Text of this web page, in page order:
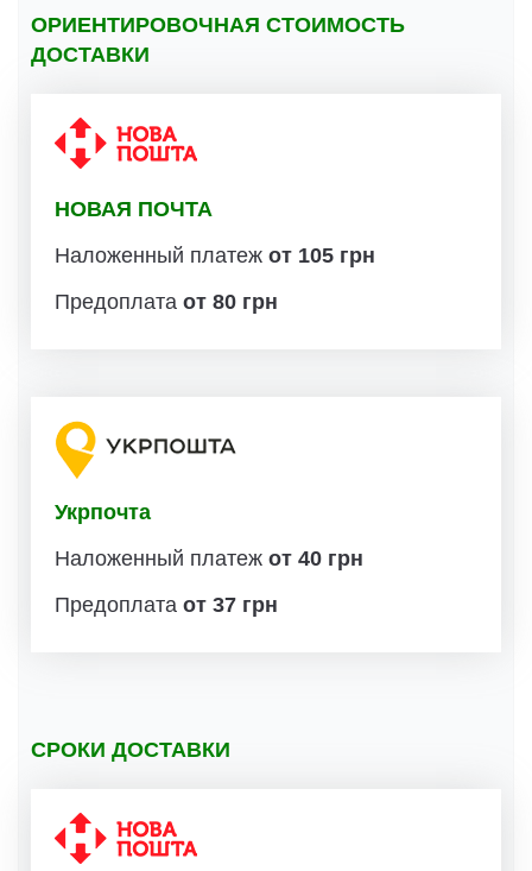
ОРИЕНТИРОВОЧНАЯ СТОИМОСТЬ
ДОСТАВКИ
НОВАЯ ПОЧТА
Наложенный платеж от 105 грн
Предоплата от 80 грн
Укрпочта
Наложенный платеж от 40 грн
Предоплата от 37 грн
СРОКИ ДОСТАВКИ